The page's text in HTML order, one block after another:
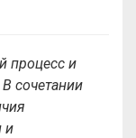
процесс и
сочетании
и